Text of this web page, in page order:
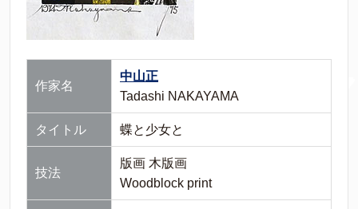
作家名
中山正
Tadashi NAKAYAMA
タイトル 蝶と少女と
技法
版画 木版画
Woodblock print